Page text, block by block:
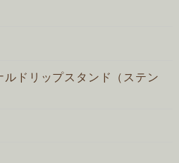
ドリップスタンド（ステン